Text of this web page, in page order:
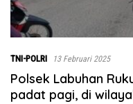
TNI-POLRI 13 Februari 2025
Polsek Labuhan
padat pagi, di